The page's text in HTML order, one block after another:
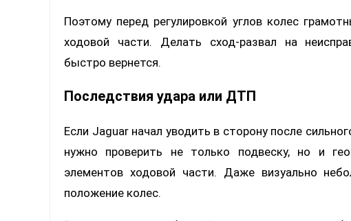
Поэтому перед регулировкой углов колес
ходовой части. Делать сход-развал на
быстро вернется.
Последствия удара или ДТП
Если Jaguar начал уводить в сторону после
нужно проверить не только подвеску, но и
элементов ходовой части. Даже визуально
положение колес.